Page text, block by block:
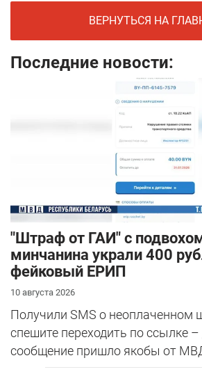
ВЕРНУТЬСЯ НА
Последние новости:
"Штраф от ГАИ" с
минчанина украли 400
фейковый ЕРИП
10 августа 2026
Получили SMS о неоплаченном
спешите переходить по ссылке
сообщение пришло якобы от